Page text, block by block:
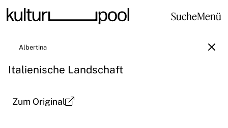
SucheMenü
Albertina
Italienische Landschaft
Zum Original